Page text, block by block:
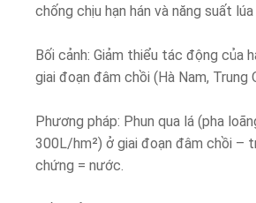
chống chịu hạn hán và năng suất
Bối cảnh: Giảm thiểu tác động của
giai đoạn đâm chồi (Hà Nam, Trung
Phương pháp: Phun qua lá (pha
300L/hm²) ở giai đoạn đâm chồi –
chứng = nước.